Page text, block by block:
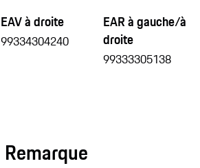
EAV à droite
99334304240
EAR à gauche/à
droite
99333305138
Remarque